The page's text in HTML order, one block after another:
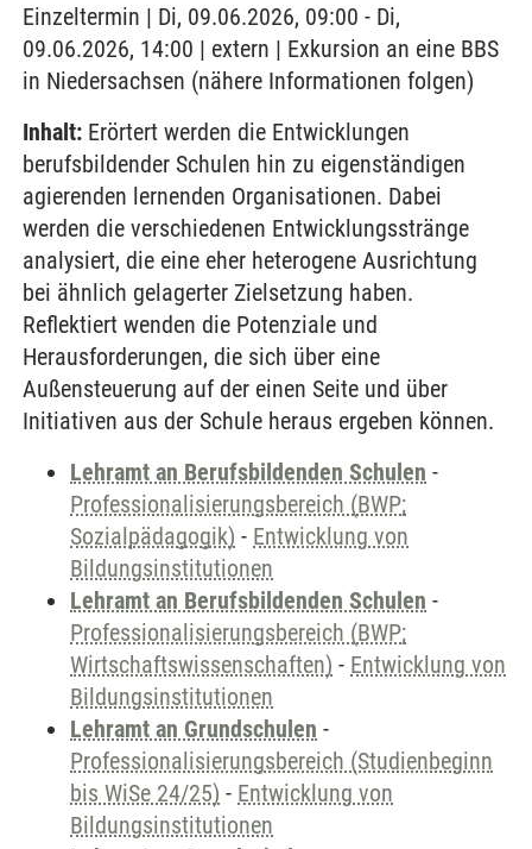
Einzeltermin | Di, 09.06.2026, 09:00 - Di,
09.06.2026, 14:00 | extern | Exkursion an eine BBS
in Niedersachsen (nähere Informationen folgen)
Inhalt: Erörtert werden die Entwicklungen
berufsbildender Schulen hin zu eigenständigen
agierenden lernenden Organisationen. Dabei
werden die verschiedenen Entwicklungsstränge
analysiert, die eine eher heterogene Ausrichtung
bei ähnlich gelagerter Zielsetzung haben.
Reflektiert wenden die Potenziale und
Herausforderungen, die sich über eine
Außensteuerung auf der einen Seite und über
Initiativen aus der Schule heraus ergeben können.
Lehramt an Berufsbildenden Schulen -
Professionalisierungsbereich (BWP;
Sozialpädagogik) - Entwicklung von
Bildungsinstitutionen
Lehramt an Berufsbildenden Schulen -
Professionalisierungsbereich (BWP;
Wirtschaftswissenschaften) - Entwicklung von
Bildungsinstitutionen
Lehramt an Grundschulen -
Professionalisierungsbereich (Studienbeginn
bis WiSe 24/25) - Entwicklung von
Bildungsinstitutionen